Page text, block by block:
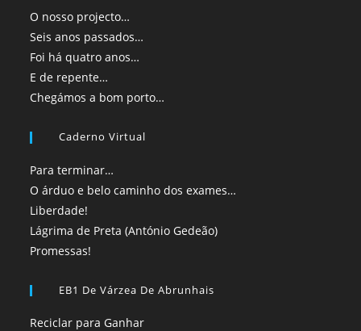
O nosso projecto…
Seis anos passados…
Foi há quatro anos…
E de repente…
Chegámos a bom porto…
Caderno Virtual
Para terminar…
O árduo e belo caminho dos exames…
Liberdade!
Lágrima de Preta (António Gedeão)
Promessas!
EB1 De Várzea De Abrunhais
Reciclar para Ganhar